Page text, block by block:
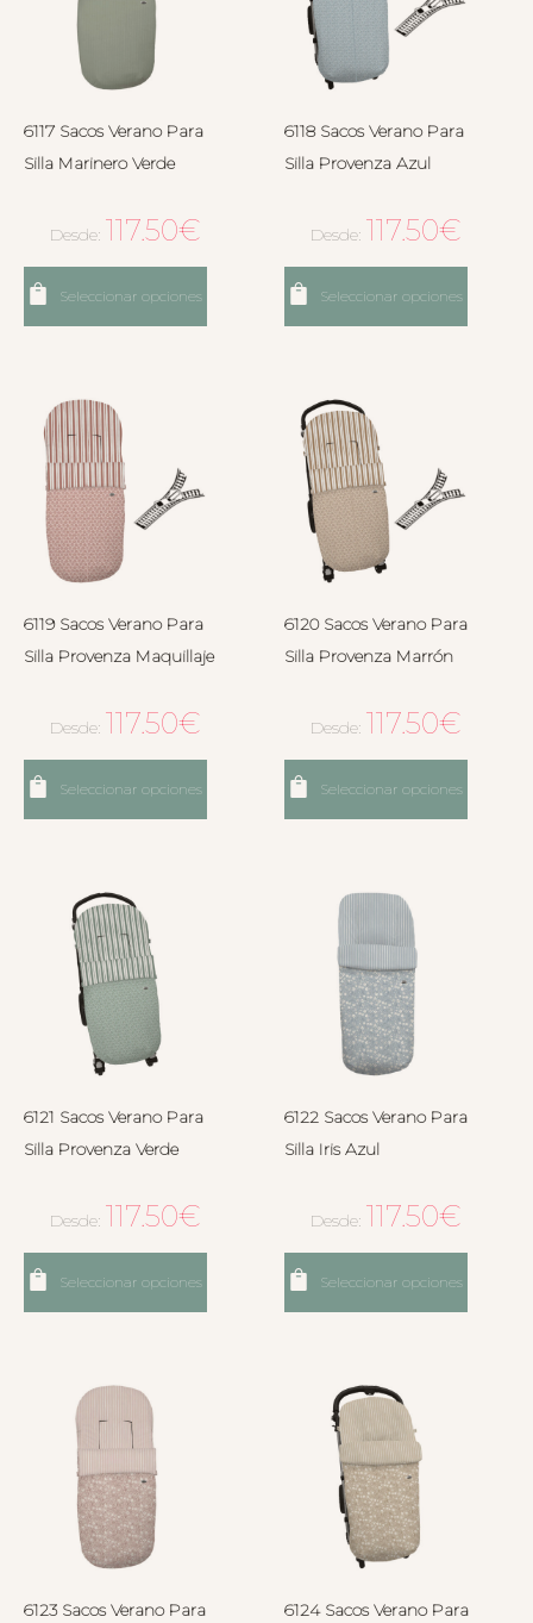
6117 Sacos Verano Para
Silla Marinero Verde
Desde: 117.50€
Seleccionar opciones
6118 Sacos Verano Para
Silla Provenza Azul
Desde: 117.50€
Seleccionar opciones
6119 Sacos Verano Para
Silla Provenza Maquillaje
Desde: 117.50€
Seleccionar opciones
6120 Sacos Verano Para
Silla Provenza Marrón
Desde: 117.50€
Seleccionar opciones
6121 Sacos Verano Para
Silla Provenza Verde
Desde: 117.50€
Seleccionar opciones
6122 Sacos Verano Para
Silla Iris Azul
Desde: 117.50€
Seleccionar opciones
6123 Sacos Verano Para
6124 Sacos Verano Para